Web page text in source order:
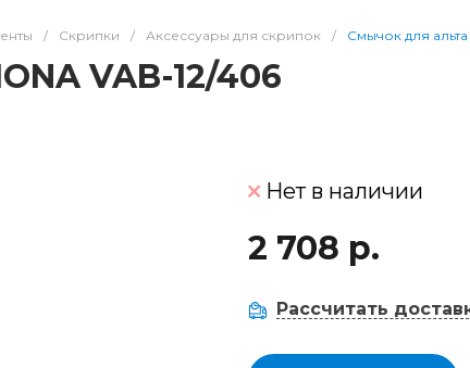
/ Скрипки / Аксессуары для скрипок / Смычок для
VAB-12/406
Нет в наличии
2 708 р.
Рассчитать